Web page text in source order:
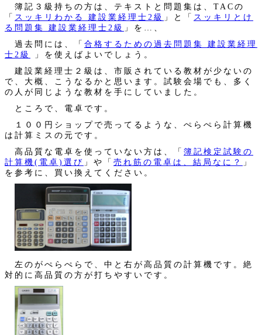
簿記３級持ちの方は、テキストと問題集は、TACの
「 スッキリわかる 建設業経理士2級 」と「 スッキリとけ
る問題集 建設業経理士2級
」を…、
過去問には、「 合格するための過去問題集 建設業経理
士2級
」を使えばよいでしょう。
建設業経理士２級は、市販されている教材が少ないの
で、大概、こうなるかと思います。試験会場でも、多く
の人が同じような教材を手にしていました。
ところで、電卓です。
１００円ショップで売ってるような、ぺらぺら計算機
は計算ミスの元です。
高品質な電卓を使っていない方は、「 簿記検定試験の
計算機(電卓)選び 」や「 売れ筋の電卓は、結局なに？
」
を参考に、買い換えてください。
左のがぺらぺらで、中と右が高品質の計算機です。絶
対的に高品質の方が打ちやすいです。